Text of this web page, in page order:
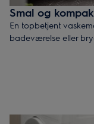
Smal og
En topbetjent
badeværelse eller